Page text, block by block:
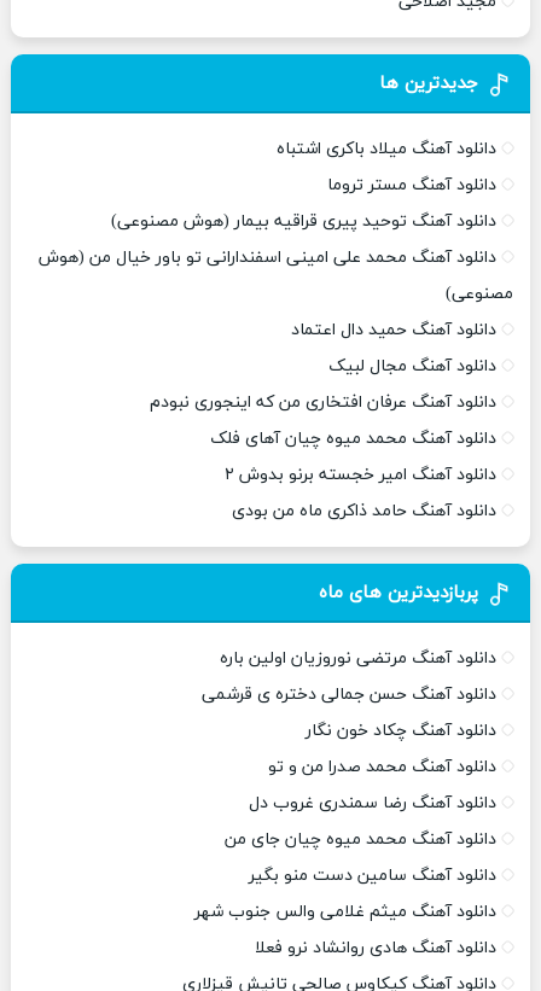
جدیدترین ها
دانلود آهنگ میلاد باکری اشتباه
دانلود آهنگ مستر تروما
دانلود آهنگ توحید پیری قراقیه بیمار (هوش مصنوعی)
دانلود آهنگ محمد علی امینی اسفندارانی تو باور خیال من (هوش
مصنوعی)
دانلود آهنگ حمید دال اعتماد
دانلود آهنگ مجال لبیک
دانلود آهنگ عرفان افتخاری من که اینجوری نبودم
دانلود آهنگ محمد میوه چیان آهای فلک
دانلود آهنگ امیر خجسته برنو بدوش ۲
دانلود آهنگ حامد ذاکری ماه من بودی
پربازدیدترین های ماه
دانلود آهنگ مرتضی نوروزیان اولین باره
دانلود آهنگ حسن جمالی دختره ی قرشمی
دانلود آهنگ چکاد خون نگار
دانلود آهنگ محمد صدرا من و تو
دانلود آهنگ رضا سمندری غروب دل
دانلود آهنگ محمد میوه چیان جای من
دانلود آهنگ سامین دست منو بگیر
دانلود آهنگ میثم غلامی والس جنوب شهر
دانلود آهنگ هادی روانشاد نرو فعلا
دانلود آهنگ کیکاوس صالحی تانیش قیزلاری